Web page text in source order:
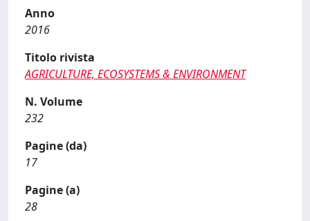
Anno
2016
Titolo rivista
AGRICULTURE, ECOSYSTEMS & ENVIRONMENT
N. Volume
232
Pagine (da)
17
Pagine (a)
28